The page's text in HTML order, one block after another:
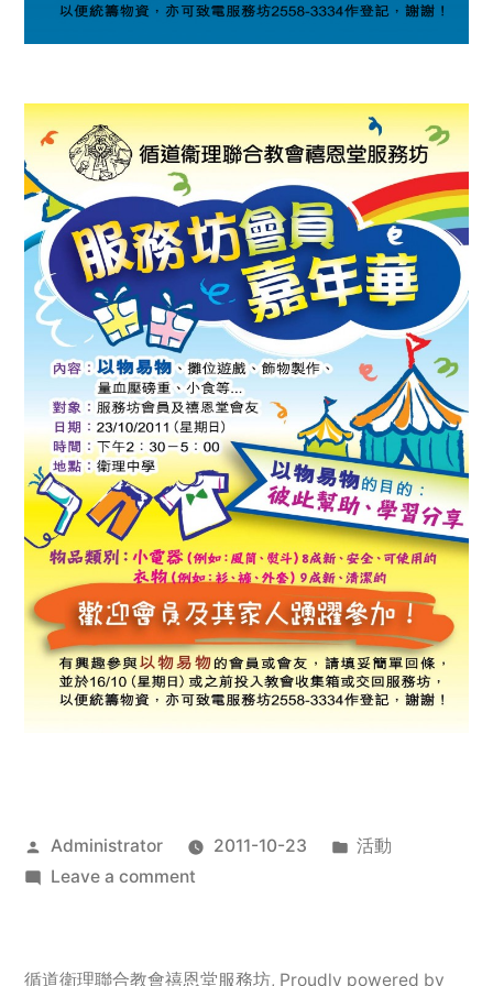
Posted
by
Administrator 2011-10-23
Posted
活動
Leave a commenton
服
循道衛理聯合教會禧恩堂服務坊, Proudly powered by